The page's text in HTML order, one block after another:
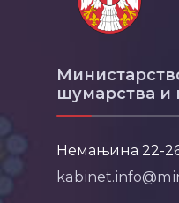
шумарства и
Немањина 22-